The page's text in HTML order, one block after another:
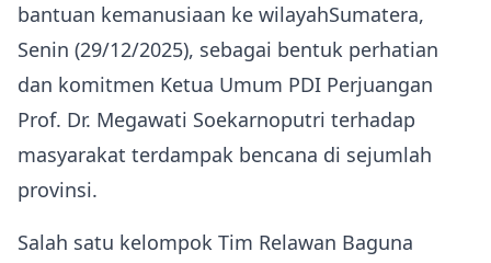
bantuan kemanusiaan ke wilayahSumatera,
Senin (29/12/2025), sebagai bentuk perhatian
dan komitmen Ketua Umum PDI Perjuangan
Prof. Dr. Megawati Soekarnoputri terhadap
masyarakat terdampak bencana di sejumlah
provinsi.
Salah satu kelompok Tim Relawan Baguna